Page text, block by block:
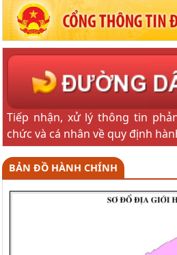
Tiếp nhận, xử lý thông tin
chức và cá nhân về quy định
BẢN ĐỒ HÀNH CHÍNH